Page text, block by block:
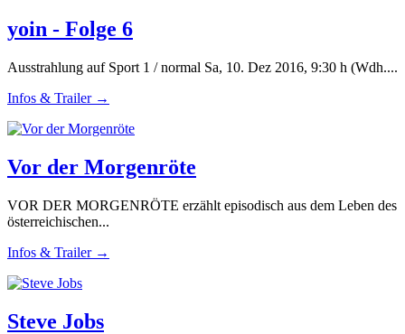
yoin - Folge 6
Ausstrahlung auf Sport 1 / normal Sa, 10. Dez 2016, 9:30 h (Wdh....
Infos & Trailer →
Vor der Morgenröte
VOR DER MORGENRÖTE erzählt episodisch aus dem Leben des
österreichischen...
Infos & Trailer →
Steve Jobs